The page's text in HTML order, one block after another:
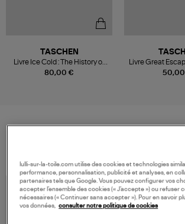
80,00 €
TASCHEN
Livre Ice Cold : The History of
Hip-Hop Jewelry
Livre Great
The Hotel
lulli-sur-la-toile.com utilise des cookies et technologies
performance, personnalisation, publicité et analyses, en
partenaires tels que Google. Vous pouvez configurer vos
accepter l’ensemble des cookies (« J’accepte ») ou refuser
nécessaires (« Continuer sans accepter »). Pour en savoir
vos données, consulter notre politique de cookies